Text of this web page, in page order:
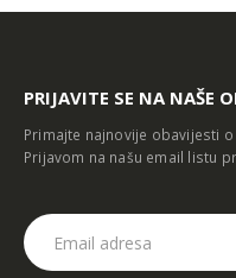
PRIJAVITE SE NA NAŠE
Primajte najnovije obavijesti
Prijavom na našu email listu